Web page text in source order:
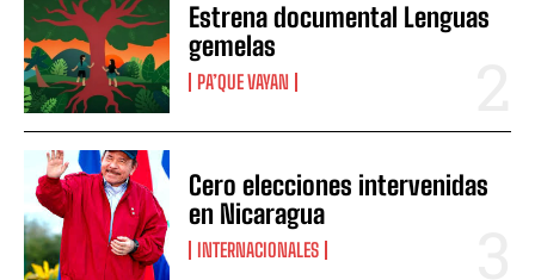
Estrena documental Lenguas
gemelas
PA’QUE VAYAN
Cero elecciones intervenidas
en Nicaragua
INTERNACIONALES